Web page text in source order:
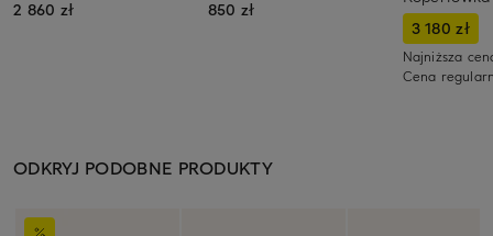
2 860 zł
850 zł
3 180 zł
Najniższa
Cena
ODKRYJ PODOBNE PRODUKTY